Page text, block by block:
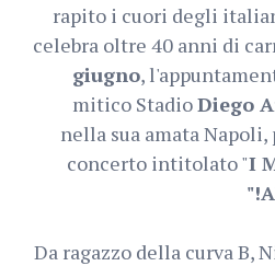
rapito i cuori degli
celebra oltre 40 anni di
giugno,
mitico StadioDiego
nella sua amata
concerto intitolato "I
Da ragazzo della curva B,